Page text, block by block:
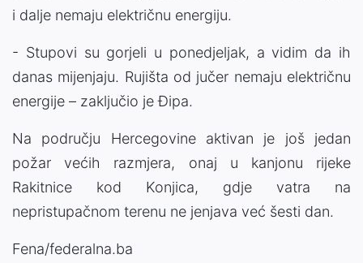
i dalje nemaju električnu energiju.
- Stupovi su gorjeli u ponedjeljak, a vidim da ih
danas mijenjaju. Rujišta od jučer nemaju električnu
energije – zaključio je Đipa.
Na području Hercegovine aktivan je još jedan
požar većih razmjera, onaj u kanjonu rijeke
Rakitnice kod Konjica, gdje vatra na
nepristupačnom terenu ne jenjava već šesti dan.
Fena/federalna.ba